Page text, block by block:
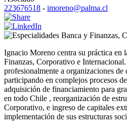
223676518 - imoreno@palma.cl
Banca y Finanzas,
Ignacio Moreno centra su práctica en
Finanzas, Corporativo e
profesionalmente a organizaciones de
participando en complejos procesos
adquisición de financiamiento para
en todo Chile , reorganización de
Corporativo, e ingreso de capitales
implementación de sus estructuras